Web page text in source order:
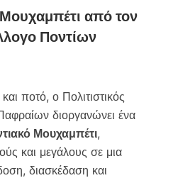
από τον
Ποντίων
ποτό, ο Πολιτιστικός
διοργανώνει ένα
Μουχαμπέτι,
και μεγάλους σε μια
διασκέδαση και